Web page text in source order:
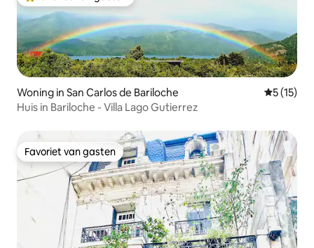
Woning in San Carlos de Bariloche
5 (15)
Huis in Bariloche - Villa Lago Gutierrez
Favoriet van gasten
Favoriet van gasten